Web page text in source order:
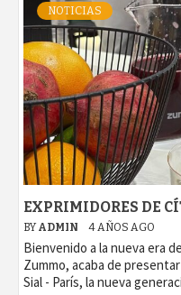
NOTICIAS
EXPRIMIDORES DE
BY ADMIN 4 AÑOS AGO
Bienvenido a la nueva era
Zummo, acaba de
Sial - París, la nueva